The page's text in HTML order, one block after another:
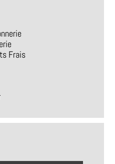
Frais